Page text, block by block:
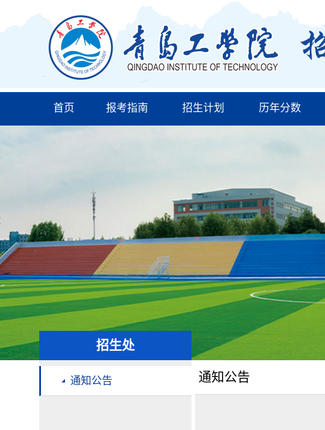
首页 报考指南 招生计划 历年分数
招生处
通知公告 通知公告